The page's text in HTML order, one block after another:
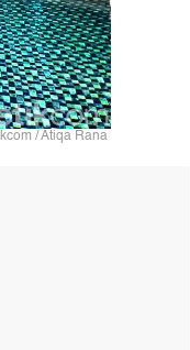
/ Atiqa Rana